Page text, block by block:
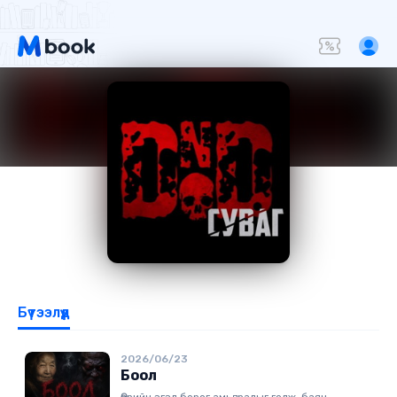
Бүтээлүүд
Боол
2026/06/23